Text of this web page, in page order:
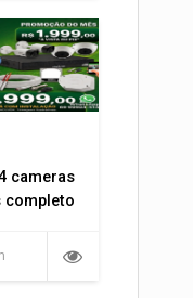
cameras
completo